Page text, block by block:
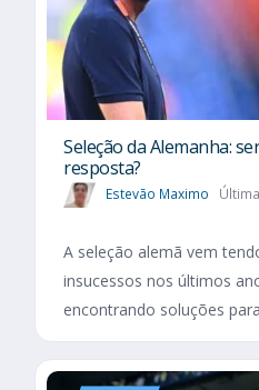
Seleção da Alemanha:
resposta?
Estevão Maximo
A seleção alemã vem
insucessos nos últimos
encontrando soluções